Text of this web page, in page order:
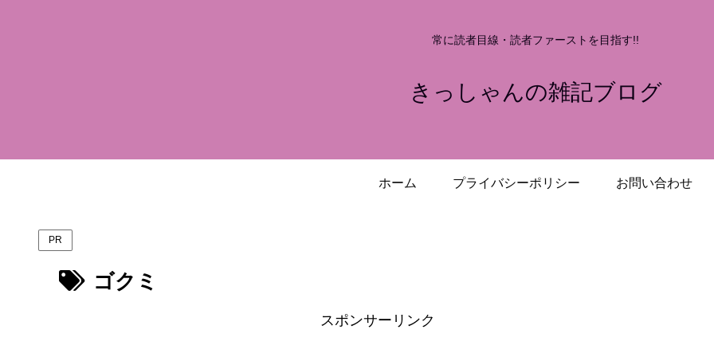
常に読者目線・読者ファーストを目指す!!
きっしゃんの雑記ブログ
ホーム プライバシーポリシー お問い合わせ
PR
ゴクミ
スポンサーリンク